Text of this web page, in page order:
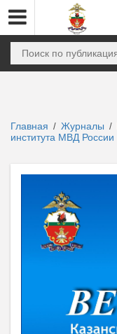
Главная / Журналы /
института МВД России